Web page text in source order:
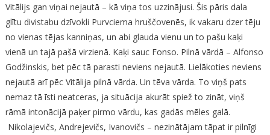
Vitālijs gan viņai nejautā – kā viņa tos uzzinājusi. Šis pāris dala
glītu divistabu dzīvokli Purvciema hruščovenēs, ik vakaru dzer tēju
no vienas tējas kanniņas, un abi glauda vienu un to pašu kaķi
vienā un tajā pašā virzienā. Kaķi sauc Fonso. Pilnā vārdā – Alfonso
Godžinskis, bet pēc tā parasti neviens nejautā. Lielākoties neviens
nejautā arī pēc Vitālija pilnā vārda. Un tēva vārda. To viņš pats
nemaz tā īsti neatceras, ja situācija akurāt spiež to zināt, viņš
rāmā intonācijā paķer pirmo vārdu, kas gadās mēles galā.
Nikolajevičs, Andrejevičs, Ivanovičs – nezinātājam tāpat ir pilnīgi